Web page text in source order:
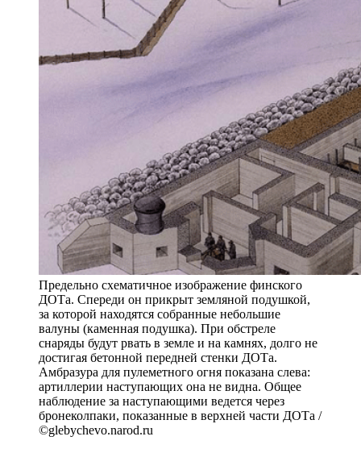
Предельно схематичное изображение финского
ДОТа. Спереди он прикрыт земляной подушкой,
за которой находятся собранные небольшие
валуны (каменная подушка). При обстреле
снаряды будут рвать в земле и на камнях, долго не
достигая бетонной передней стенки ДОТа.
Амбразура для пулеметного огня показана слева:
артиллерии наступающих она не видна. Общее
наблюдение за наступающими ведется через
бронеколпаки, показанные в верхней части ДОТа /
©glebychevo.narod.ru